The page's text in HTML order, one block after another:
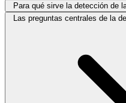
Para qué sirve la detección de
Las preguntas centrales de la